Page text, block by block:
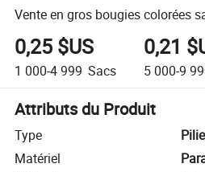
Vente en gros bougies colorées
0,25 $US
1 000-4 999 Sacs
0,21
5 000-9
Attributs du Produit
Type
Matériel